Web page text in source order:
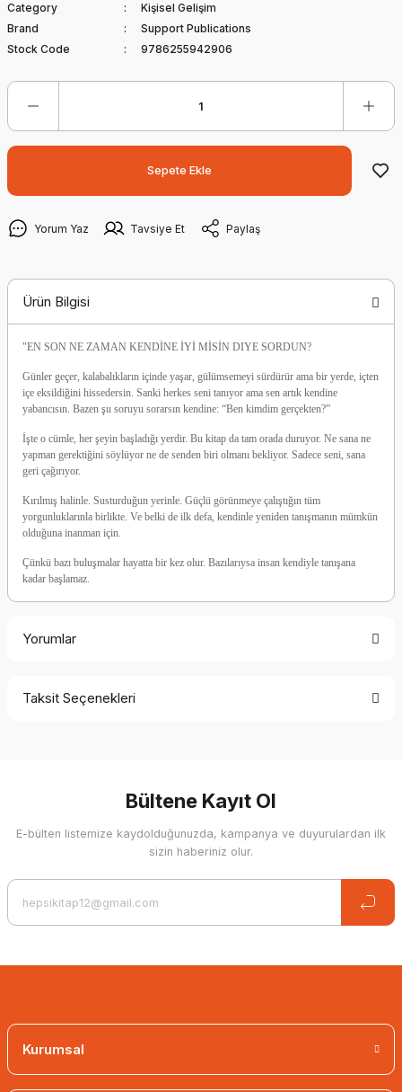
Category
Kişisel Gelişim
Brand
Support Publications
Stock Code
9786255942906
Sepete Ekle
Yorum Yaz Tavsiye Et Paylaş
Ürün Bilgisi
"EN SON NE ZAMAN KENDİNE İYİ MİSİN DIYE SORDUN?
Günler geçer, kalabalıkların içinde yaşar, gülümsemeyi sürdürür ama bir yerde, içten
içe eksildiğini hissedersin. Sanki herkes seni tanıyor ama sen artık kendine
yabancısın. Bazen şu soruyu sorarsın kendine: “Ben kimdim gerçekten?”
İşte o cümle, her şeyin başladığı yerdir. Bu kitap da tam orada duruyor. Ne sana ne
yapman gerektiğini söylüyor ne de senden biri olmanı bekliyor. Sadece seni, sana
geri çağırıyor.
Kırılmış halinle. Susturduğun yerinle. Güçlü görünmeye çalıştığın tüm
yorgunluklarınla birlikte. Ve belki de ilk defa, kendinle yeniden tanışmanın mümkün
olduğuna inanman için.
Çünkü bazı buluşmalar hayatta bir kez olur. Bazılarıysa insan kendiyle tanışana
kadar başlamaz.
Yorumlar
Taksit Seçenekleri
Bültene Kayıt Ol
E-bülten listemize kaydolduğunuzda, kampanya ve duyurulardan ilk
sizin haberiniz olur.
Kurumsal